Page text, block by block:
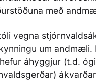
með
vegna
um andmæli.
áhyggjur (t.d.